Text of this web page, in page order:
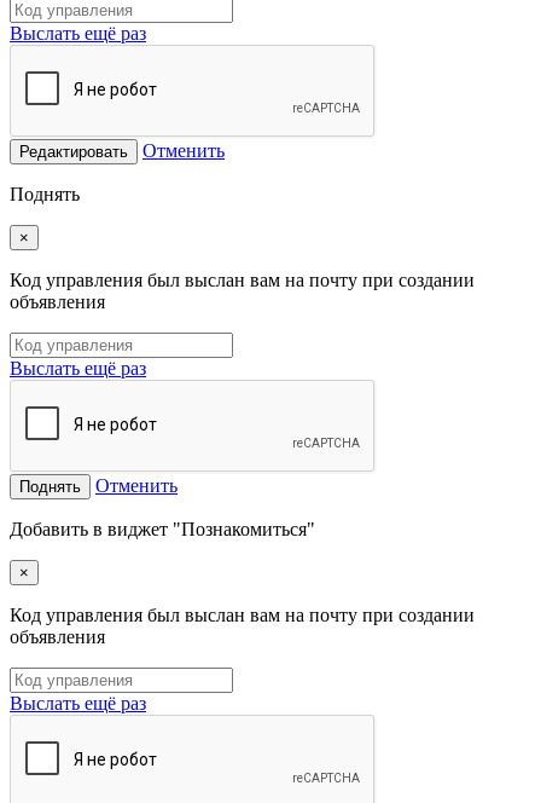
Выслать ещё раз
Редактировать Отменить
Поднять
×
Код управления был выслан вам на почту при создании
объявления
Выслать ещё раз
Поднять Отменить
Добавить в виджет "Познакомиться"
×
Код управления был выслан вам на почту при создании
объявления
Выслать ещё раз